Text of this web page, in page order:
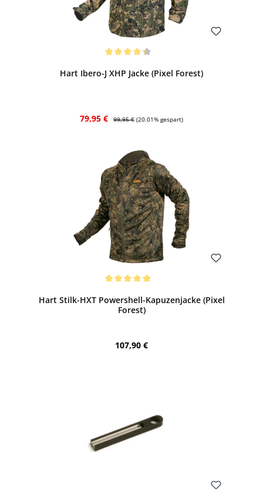
Hart Ibero-J XHP Jacke (Pixel Forest)
Verkaufspreis:
79,95 € Regulärer Preis:
99,95 € (20.01% gespart)
Hart Stilk-HXT Powershell-Kapuzenjacke (Pixel
Forest)
Regulärer Preis:
107,90 €